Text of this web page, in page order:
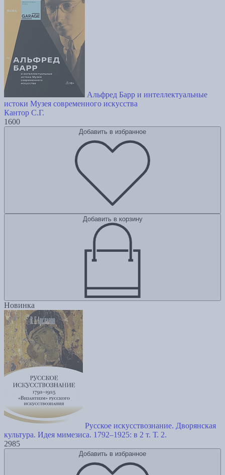
Альфред Барр и интеллектуальные
истоки Музея современного искусства
Кантор С.Г.
1600
Добавить в избранное
Добавить в корзину
Новинка
Русское искусствознание. Дворянская
культура. Идея мимезиса. 1792–1925: в 2 т. Т. 2.
2985
Добавить в избранное